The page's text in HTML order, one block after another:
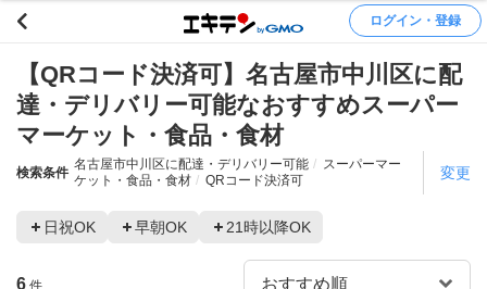
ログイン・登録
【QRコード決済可】名古屋市中川区に配
達・デリバリー可能なおすすめスーパー
マーケット・食品・食材
検索条件
名古屋市中川区に配達・デリバリー可能
スーパーマー
ケット・食品・食材
QRコード決済可 変更
日祝OK 早朝OK 21時以降OK
6 件